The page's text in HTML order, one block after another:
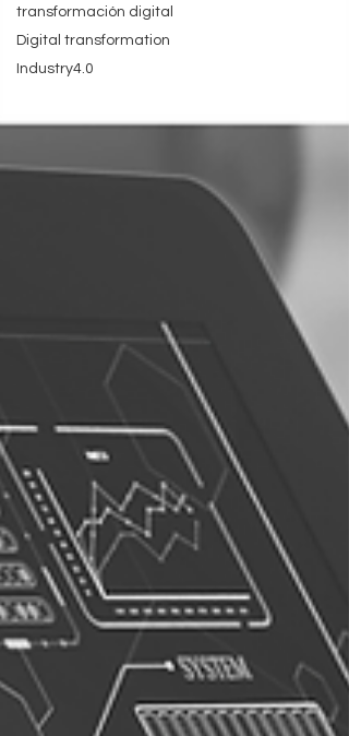
transformación digital
Digital transformation
Industry4.0